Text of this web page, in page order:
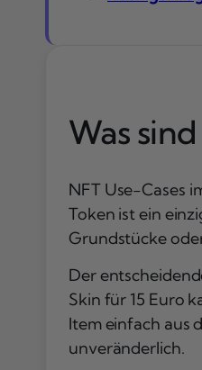
Was
NFT Use-Cases
Token ist ein
Grundstücke
Der
Skin für 15 Euro
Item einfach aus
unveränderlich.